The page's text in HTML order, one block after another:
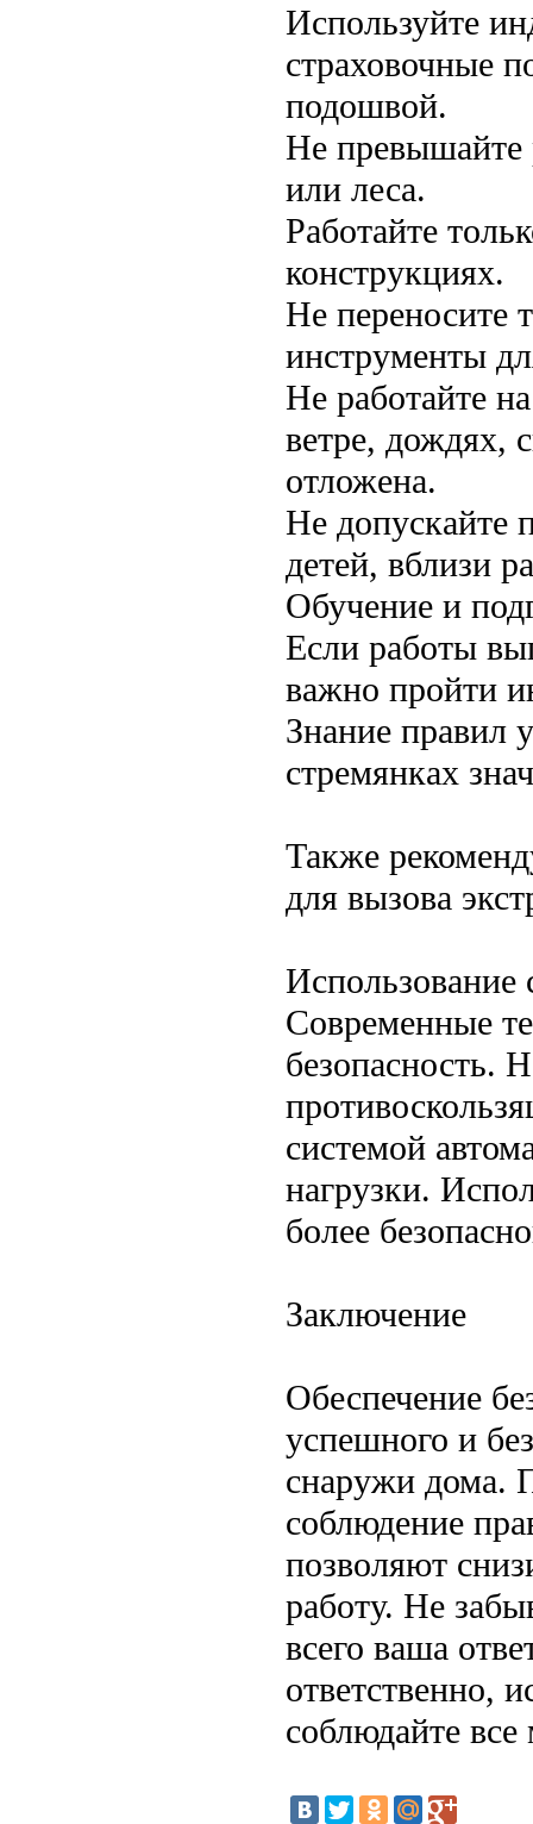
Используйте
страховочные
подошвой.
Не превышайте
или леса.
Работайте
конструкциях.
Не переносите
инструменты
Не работайте
ветре, дождях,
отложена.
Не допускайте
детей, вблизи
Обучение и
Если работы
важно пройти
Знание правил
стремянках
Также
для вызова
Использование
Современные
безопасность.
системой
нагрузки.
более
Заключение
Обеспечение
успешного и
снаружи дома.
соблюдение
позволяют
работу. Не
всего ваша
ответственно,
соблюдайте